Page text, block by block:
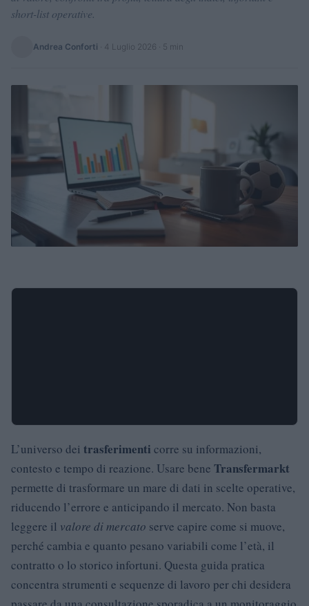
short-list operative.
Andrea Conforti 4 Luglio 2026 · 5 min
L’universo dei trasferimenti corre su informazioni,
contesto e tempo di reazione. Usare bene Transfermarkt
permette di trasformare un mare di dati in scelte operative,
riducendo l’errore e anticipando il mercato. Non basta
leggere il valore di mercato serve capire come si muove,
perché cambia e quanto pesano variabili come l’età, il
contratto o lo storico infortuni. Questa guida pratica
concentra strumenti e sequenze di lavoro per chi desidera